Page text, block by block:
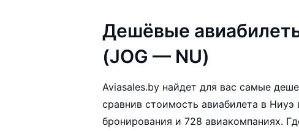
Дешёвые
(JOG — NU)
Aviasales.by найдет для вас самые
сравнив стоимость авиабилета в Ниуэ
бронирования и 728 авиакомпаниях.